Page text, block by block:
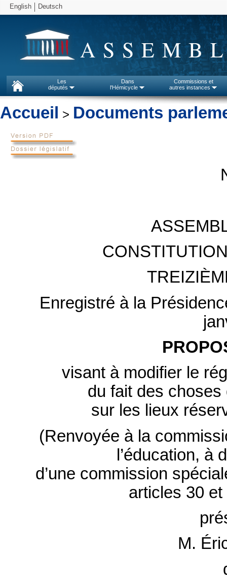
English Deutsch
Les
députés
Dans
l'Hémicycle
Commissions et
autres instances
Accueil > Documents
Enregistré à la
visant à modifier le
du fait des
sur les lieux
(Renvoyée à la
l’éducation, à
d’une commission
articles 30
M.